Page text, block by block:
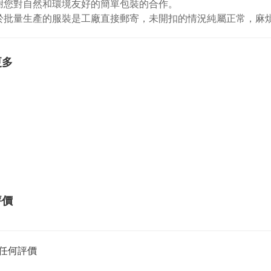
對自然和環境友好的簡單包裝的合作。
批量生產的服裝是工廠直接郵寄，未開扣的情況純屬正常，麻
何評價